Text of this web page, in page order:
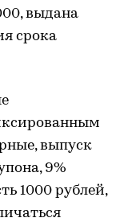
выдана
срока
выпуск
9%
1000 рублей,